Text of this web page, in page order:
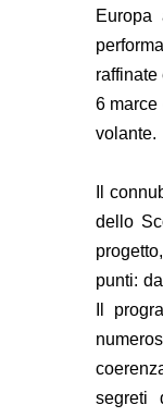
6 marce
volante.
Il
dello
punti:
Il
segreti